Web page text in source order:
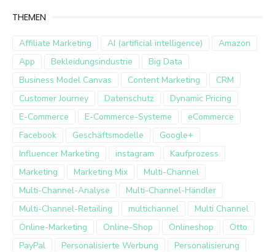
THEMEN
Affiliate Marketing AI (artificial intelligence)
Amazon
App
Bekleidungsindustrie
Big Data
Business Model Canvas
Content Marketing
CRM
Customer Journey
Datenschutz
Dynamic Pricing
E-Commerce
E-Commerce-Systeme
eCommerce
Facebook
Geschäftsmodelle
Google+
Influencer Marketing
instagram
Kaufprozess
Marketing
Marketing Mix
Multi-Channel
Multi-Channel-Analyse
Multi-Channel-Händler
Multi-Channel-Retailing
multichannel
Multi Channel
Online-Marketing
Online-Shop Onlineshop
Otto
PayPal
Personalisierte Werbung
Personalisierung